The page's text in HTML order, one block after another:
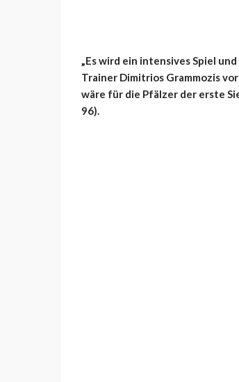
„Es wird ein intensives Spiel
Trainer Dimitrios Grammozis
wäre für die Pfälzer der erste
96).